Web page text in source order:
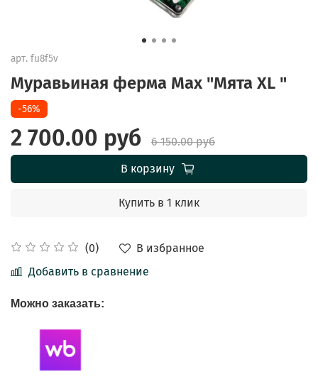
арт. fu8f5v
Муравьиная ферма Max "Мята XL "
(0)
В избранное
Добавить в сравнение
-56%
2 700.00 руб
6 150.00 руб
В корзину
Купить в 1 клик
Можно заказать: